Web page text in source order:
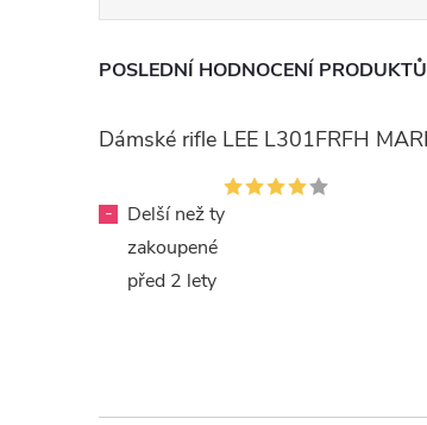
POSLEDNÍ HODNOCENÍ PRODUKTŮ
-
Delší než ty
zakoupené
před 2 lety